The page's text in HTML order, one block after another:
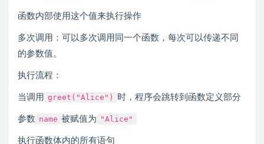
函数内部使用这个值来执行操作
多次调用：可以多次调用同一个函数，每次可以传递不同
的参数值。
执行流程：
当调用 greet("Alice") 时，程序会跳转到函数定义部分
参数 name 被赋值为 "Alice"
执行函数体内的所有语句